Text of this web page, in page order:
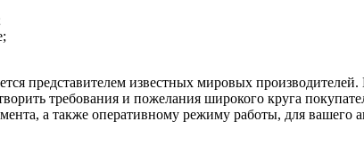
представителем известных мировых
требования и пожелания широкого круга
а также оперативному режиму работы, для